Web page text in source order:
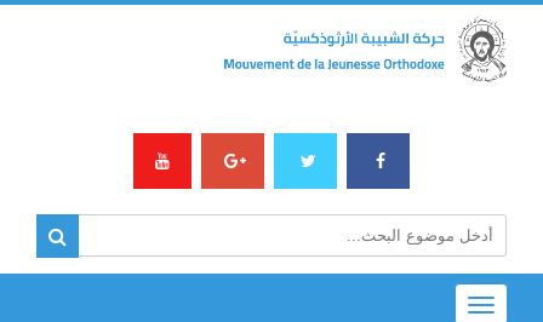
Toggle